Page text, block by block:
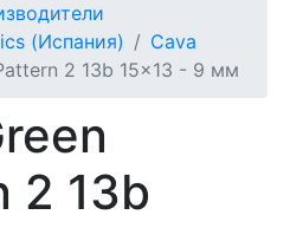
(Испания)
Cava
2 13b 15x13 - 9 мм
2 13b